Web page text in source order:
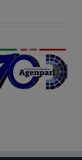
La libertà ritrovata, ma
da proteggere. Julian
Assange in una
fotografia con la